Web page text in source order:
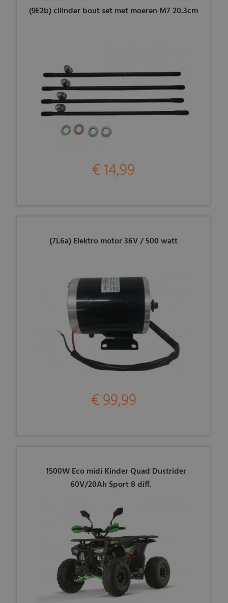
(9E2b) cilinder bout set met moeren M7 20.3cm
€ 14,99
(7L6a) Elektro motor 36V / 500 watt
€ 99,99
1500W Eco midi Kinder Quad Dustrider
60V/20Ah Sport 8 diff.